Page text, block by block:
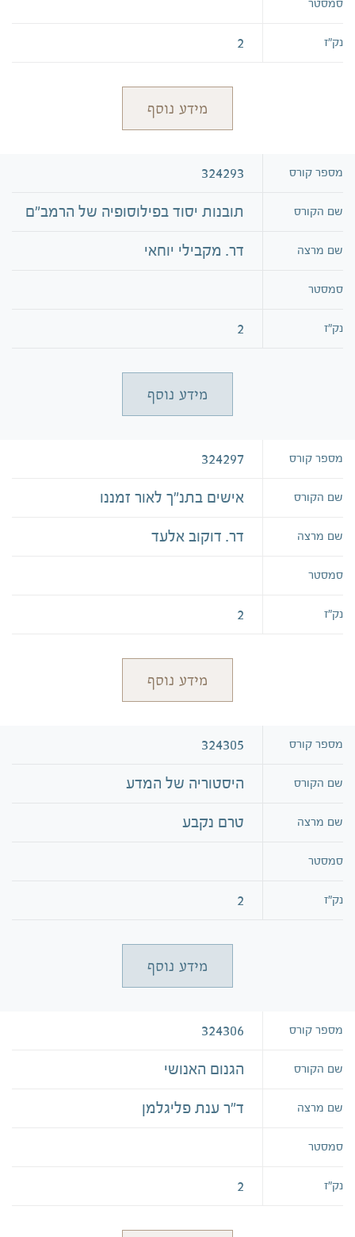
סמסטר
נק״ז 2
מידע נוסף
מספר קורס 324293
שם הקורס תובנות יסוד בפילוסופיה של הרמב"ם
שם מרצה דר. מקבילי יוחאי
סמסטר
נק״ז 2
מידע נוסף
מספר קורס 324297
שם הקורס אישים בתנ"ך לאור זמננו
שם מרצה דר. דוקוב אלעד
סמסטר
נק״ז 2
מידע נוסף
מספר קורס 324305
שם הקורס היסטוריה של המדע
שם מרצה טרם נקבע
סמסטר
נק״ז 2
מידע נוסף
מספר קורס 324306
שם הקורס הגנום האנושי
שם מרצה ד"ר ענת פליגלמן
סמסטר
נק״ז 2